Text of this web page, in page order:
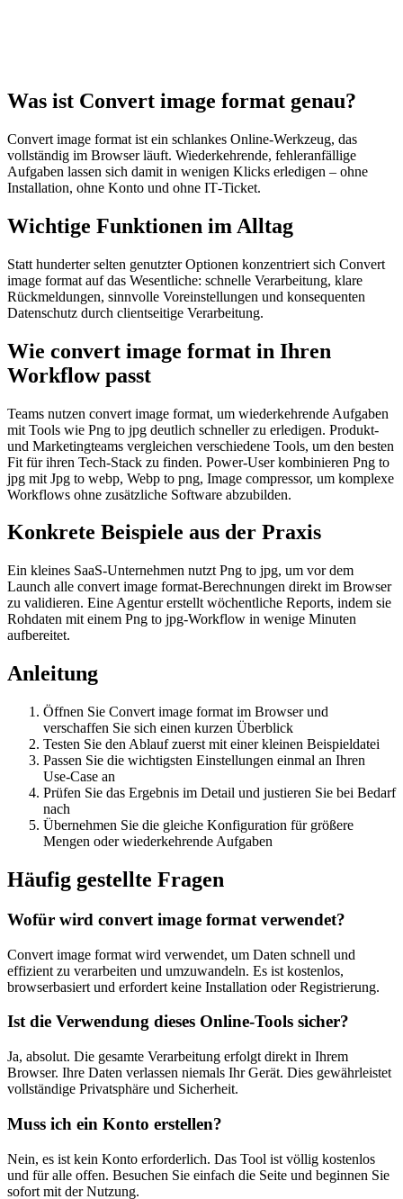
Was ist Convert image format genau?
Convert image format ist ein schlankes Online‑Werkzeug, das
vollständig im Browser läuft. Wiederkehrende, fehleranfällige
Aufgaben lassen sich damit in wenigen Klicks erledigen – ohne
Installation, ohne Konto und ohne IT‑Ticket.
Wichtige Funktionen im Alltag
Statt hunderter selten genutzter Optionen konzentriert sich Convert
image format auf das Wesentliche: schnelle Verarbeitung, klare
Rückmeldungen, sinnvolle Voreinstellungen und konsequenten
Datenschutz durch clientseitige Verarbeitung.
Wie convert image format in Ihren
Workflow passt
Teams nutzen convert image format, um wiederkehrende Aufgaben
mit Tools wie Png to jpg deutlich schneller zu erledigen. Produkt-
und Marketingteams vergleichen verschiedene Tools, um den besten
Fit für ihren Tech-Stack zu finden. Power-User kombinieren Png to
jpg mit Jpg to webp, Webp to png, Image compressor, um komplexe
Workflows ohne zusätzliche Software abzubilden.
Konkrete Beispiele aus der Praxis
Ein kleines SaaS-Unternehmen nutzt Png to jpg, um vor dem
Launch alle convert image format-Berechnungen direkt im Browser
zu validieren. Eine Agentur erstellt wöchentliche Reports, indem sie
Rohdaten mit einem Png to jpg-Workflow in wenige Minuten
aufbereitet.
Anleitung
Öffnen Sie Convert image format im Browser und
verschaffen Sie sich einen kurzen Überblick
Testen Sie den Ablauf zuerst mit einer kleinen Beispieldatei
Passen Sie die wichtigsten Einstellungen einmal an Ihren
Use‑Case an
Prüfen Sie das Ergebnis im Detail und justieren Sie bei Bedarf
nach
Übernehmen Sie die gleiche Konfiguration für größere
Mengen oder wiederkehrende Aufgaben
Häufig gestellte Fragen
Wofür wird convert image format verwendet?
Convert image format wird verwendet, um Daten schnell und
effizient zu verarbeiten und umzuwandeln. Es ist kostenlos,
browserbasiert und erfordert keine Installation oder Registrierung.
Ist die Verwendung dieses Online-Tools sicher?
Ja, absolut. Die gesamte Verarbeitung erfolgt direkt in Ihrem
Browser. Ihre Daten verlassen niemals Ihr Gerät. Dies gewährleistet
vollständige Privatsphäre und Sicherheit.
Muss ich ein Konto erstellen?
Nein, es ist kein Konto erforderlich. Das Tool ist völlig kostenlos
und für alle offen. Besuchen Sie einfach die Seite und beginnen Sie
sofort mit der Nutzung.